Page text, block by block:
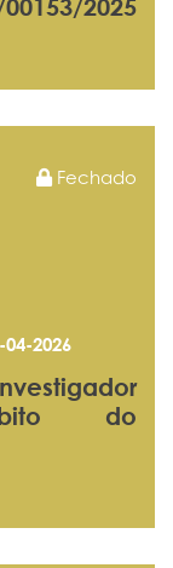
2025
Fechado
2026
do